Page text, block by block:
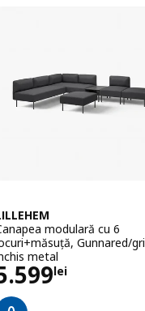
modulară cu 6
Gunnared/gri
metal
lei
5599lei